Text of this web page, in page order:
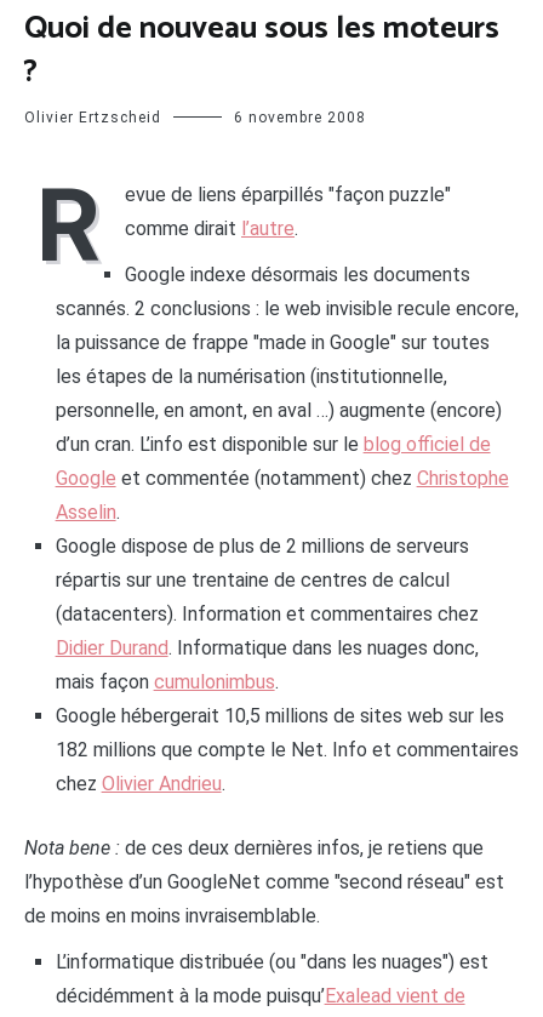
Quoi de nouveau sous les moteurs
?
Olivier Ertzscheid 6 novembre 2008
R
evue de liens éparpillés "façon puzzle"
comme dirait l’autre.
Google indexe désormais les documents
scannés. 2 conclusions : le web invisible recule encore,
la puissance de frappe "made in Google" sur toutes
les étapes de la numérisation (institutionnelle,
personnelle, en amont, en aval …) augmente (encore)
d’un cran. L’info est disponible sur le blog officiel de
Google et commentée (notamment) chez Christophe
Asselin.
Google dispose de plus de 2 millions de serveurs
répartis sur une trentaine de centres de calcul
(datacenters). Information et commentaires chez
Didier Durand. Informatique dans les nuages donc,
mais façon cumulonimbus.
Google hébergerait 10,5 millions de sites web sur les
182 millions que compte le Net. Info et commentaires
chez Olivier Andrieu.
Nota bene : de ces deux dernières infos, je retiens que
l’hypothèse d’un GoogleNet comme "second réseau" est
de moins en moins invraisemblable.
L’informatique distribuée (ou "dans les nuages") est
décidémment à la mode puisqu’Exalead vient de